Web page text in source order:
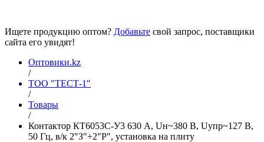
Ищете продукцию оптом? Добавьте свой запрос, поставщики
сайта его увидят!
Оптовики.kz
/
ТОО "ТЕСТ-1"
/
Товары
/
Контактор КТ6053С-У3 630 А, Uн~380 В, Uупр~127 В,
50 Гц, в/к 2"З"+2"Р", установка на плиту